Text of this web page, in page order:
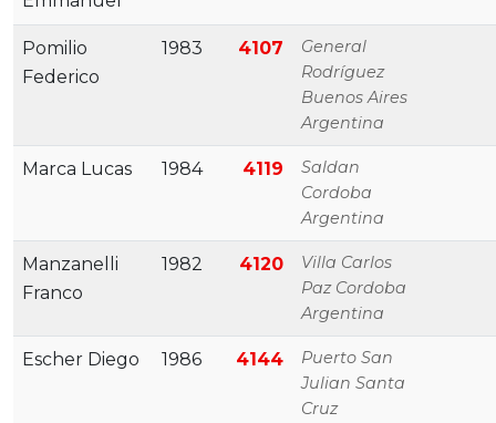
Pomilio
Federico
1983 4107
General
Rodríguez
Buenos Aires
Argentina
Marca Lucas 1984 4119
Saldan
Cordoba
Argentina
Manzanelli
Franco
1982 4120
Villa Carlos
Paz Cordoba
Argentina
Escher Diego 1986 4144
Puerto San
Julian Santa
Cruz